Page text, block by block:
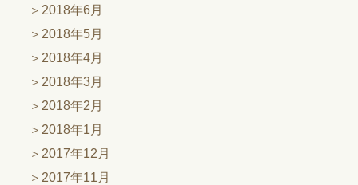
2018年6月
2018年5月
2018年4月
2018年3月
2018年2月
2018年1月
2017年12月
2017年11月